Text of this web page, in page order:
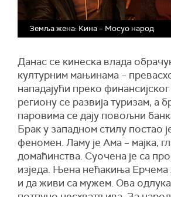
Земља жена: Кина – Мосуо народ
Данас се кинеска влада
културним мањинама –
нападајући преко
региону се развија туризам, а
паровима се дају повољни
Брак у западном стилу постао
феномен. Ламу је Ама – мајка,
домаћинства. Суочена је са
изједа. Њена нећакиња Ерчема
и даживи са мужем. Ова одлука